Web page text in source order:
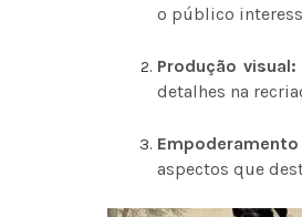
o público
Produção visual:
detalhes na
aspectos que